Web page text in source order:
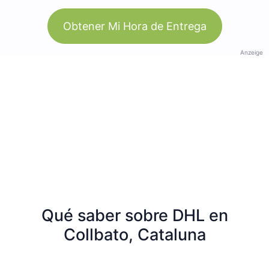
Obtener Mi Hora de Entrega
Anzeige
Qué saber sobre DHL en
Collbato, Cataluna